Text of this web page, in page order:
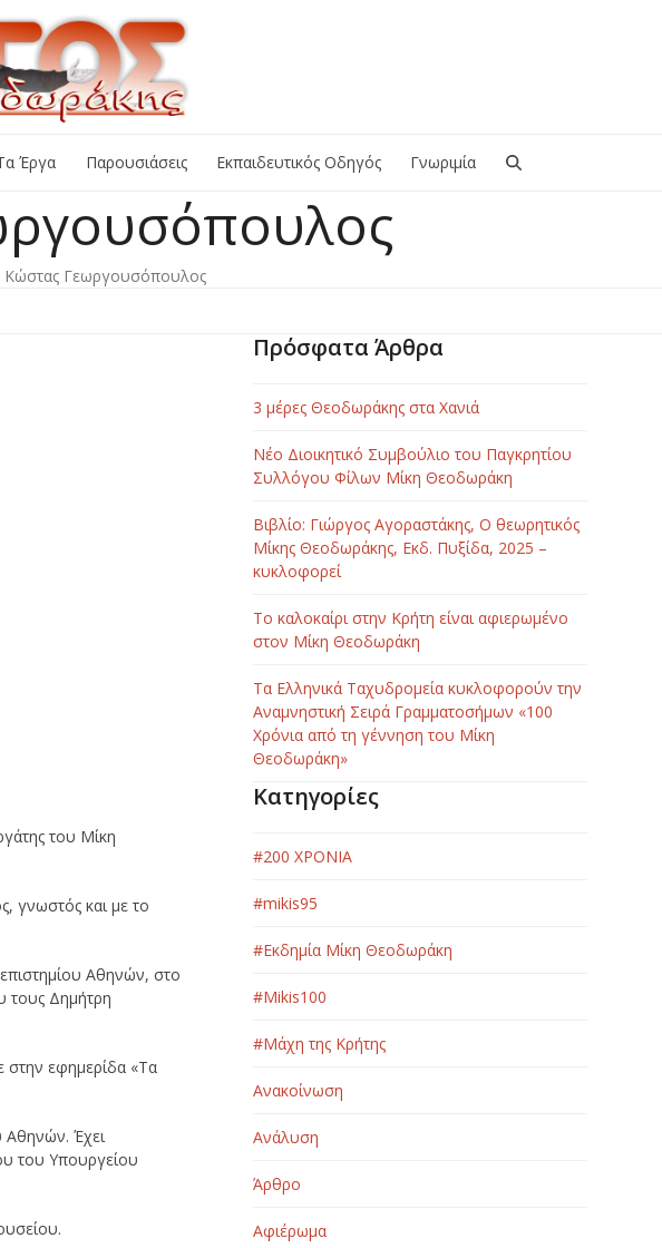
Έργα Παρουσιάσεις Εκπαιδευτικός Οδηγός Γνωριμία
Κώστας Γεωργουσόπουλος
του Μίκη
γνωστός και με το
Αθηνών, στο
τους Δημήτρη
στην εφημερίδα «Τα
Αθηνών. Έχει
του Υπουργείου
Πρόσφατα Άρθρα
3 μέρες Θεοδωράκης στα Χανιά
Νέο Διοικητικό Συμβούλιο του Παγκρητίου
Συλλόγου Φίλων Μίκη Θεοδωράκη
Βιβλίο: Γιώργος Αγοραστάκης, Ο θεωρητικός
Μίκης Θεοδωράκης, Εκδ. Πυξίδα, 2025 –
κυκλοφορεί
Το καλοκαίρι στην Κρήτη είναι αφιερωμένο
στον Μίκη Θεοδωράκη
Τα Ελληνικά Ταχυδρομεία κυκλοφορούν την
Αναμνηστική Σειρά Γραμματοσήμων «100
Χρόνια από τη γέννηση του Μίκη
Θεοδωράκη»
Κατηγορίες
#200 ΧΡΟΝΙΑ
#mikis95
#Εκδημία Μίκη Θεοδωράκη
#Μikis100
#Μάχη της Κρήτης
Ανακοίνωση
Ανάλυση
Άρθρο
Αφιέρωμα